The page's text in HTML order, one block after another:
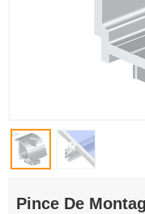
Pince De